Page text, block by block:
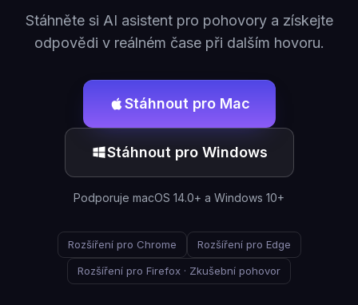
Stáhněte si AI asistent pro pohovory a získejte
odpovědi v reálném čase při dalším hovoru.
Stáhnout pro Mac
Stáhnout pro Windows
Podporuje macOS 14.0+ a Windows 10+
Rozšíření pro Chrome Rozšíření pro Edge
Rozšíření pro Firefox · Zkušební pohovor